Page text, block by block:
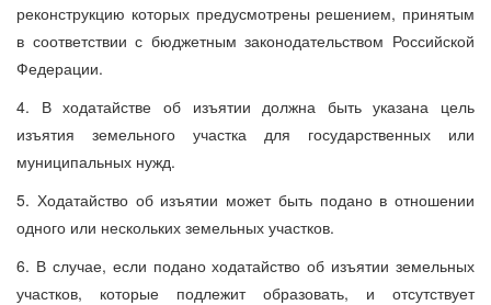
реконструкцию которых предусмотрены решением, принятым
в соответствии с бюджетным законодательством Российской
Федерации.
4. В ходатайстве об изъятии должна быть указана цель
изъятия земельного участка для государственных или
муниципальных нужд.
5. Ходатайство об изъятии может быть подано в отношении
одного или нескольких земельных участков.
6. В случае, если подано ходатайство об изъятии земельных
участков, которые подлежит образовать, и отсутствует